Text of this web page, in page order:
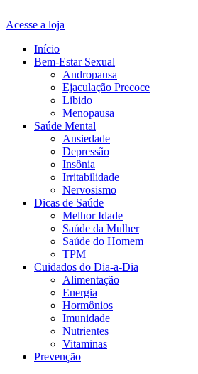
Acesse a loja
Início
Bem-Estar Sexual
Andropausa
Ejaculação Precoce
Libido
Menopausa
Saúde Mental
Ansiedade
Depressão
Insônia
Irritabilidade
Nervosismo
Dicas de Saúde
Melhor Idade
Saúde da Mulher
Saúde do Homem
TPM
Cuidados do Dia-a-Dia
Alimentação
Energia
Hormônios
Imunidade
Nutrientes
Vitaminas
Prevenção